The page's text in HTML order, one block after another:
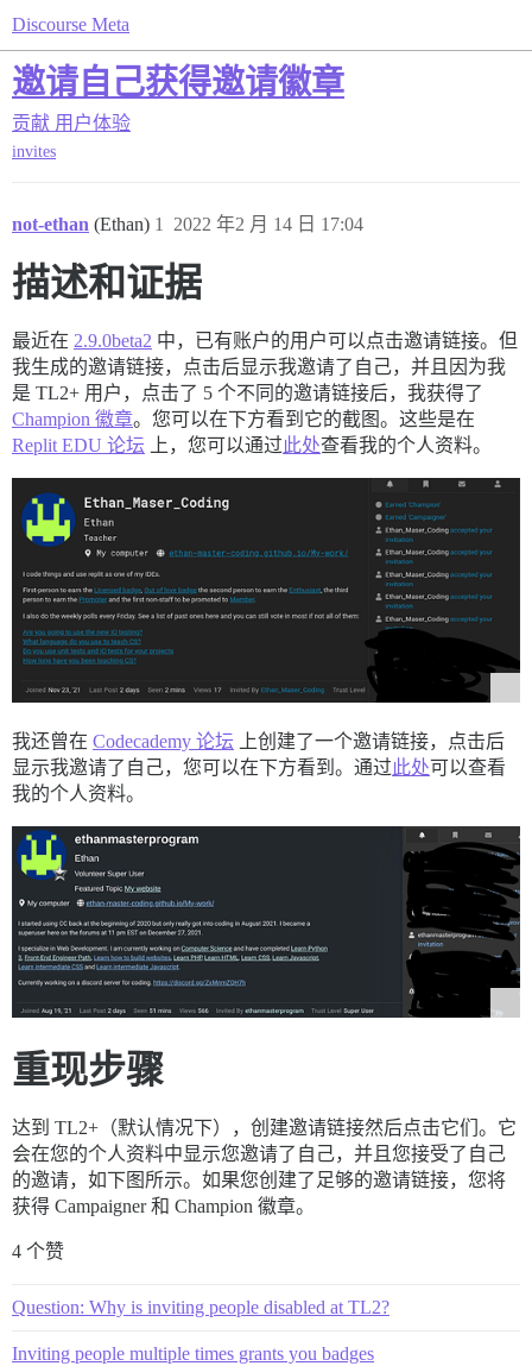
Discourse Meta
邀请自己获得邀请徽章
贡献 用户体验
invites
not-ethan (Ethan) 2022 年2 月 14 日 17:04
1
描述和证据
最近在 2.9.0beta2 中，已有账户的用户可以点击邀请链接。但
我生成的邀请链接，点击后显示我邀请了自己，并且因为我
是 TL2+ 用户，点击了 5 个不同的邀请链接后，我获得了
Champion 徽章。您可以在下方看到它的截图。这些是在
Replit EDU 论坛 上，您可以通过此处查看我的个人资料。
我还曾在 Codecademy 论坛 上创建了一个邀请链接，点击后
显示我邀请了自己，您可以在下方看到。通过此处可以查看
我的个人资料。
重现步骤
达到 TL2+（默认情况下），创建邀请链接然后点击它们。它
会在您的个人资料中显示您邀请了自己，并且您接受了自己
的邀请，如下图所示。如果您创建了足够的邀请链接，您将
获得 Campaigner 和 Champion 徽章。
4 个赞
Question: Why is inviting people disabled at TL2?
Inviting people multiple times grants you badges